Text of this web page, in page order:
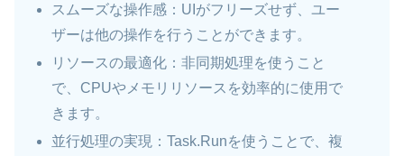
スムーズな操作感：UIがフリーズせず、ユー
ザーは他の操作を行うことができます。
リソースの最適化：非同期処理を使うこと
で、CPUやメモリリソースを効率的に使用で
きます。
並行処理の実現：Task.Runを使うことで、複